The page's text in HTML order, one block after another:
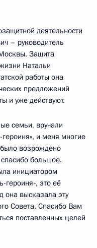
деятельности
– руководитель
Защита
Натальи
работы она
предложений
и уже действуют.
семьи, вручали
и меня многие
было возрождено
большое.
инициатором
героиня», это её
она высказала эту
Совета. Спасибо Вам
поставленных целей